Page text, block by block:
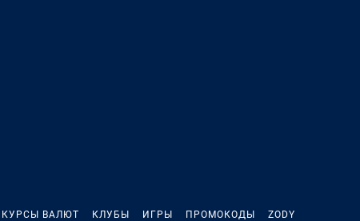
КУРСЫ ВАЛЮТ КЛУБЫ ИГРЫ ПРОМОКОДЫ ZODY